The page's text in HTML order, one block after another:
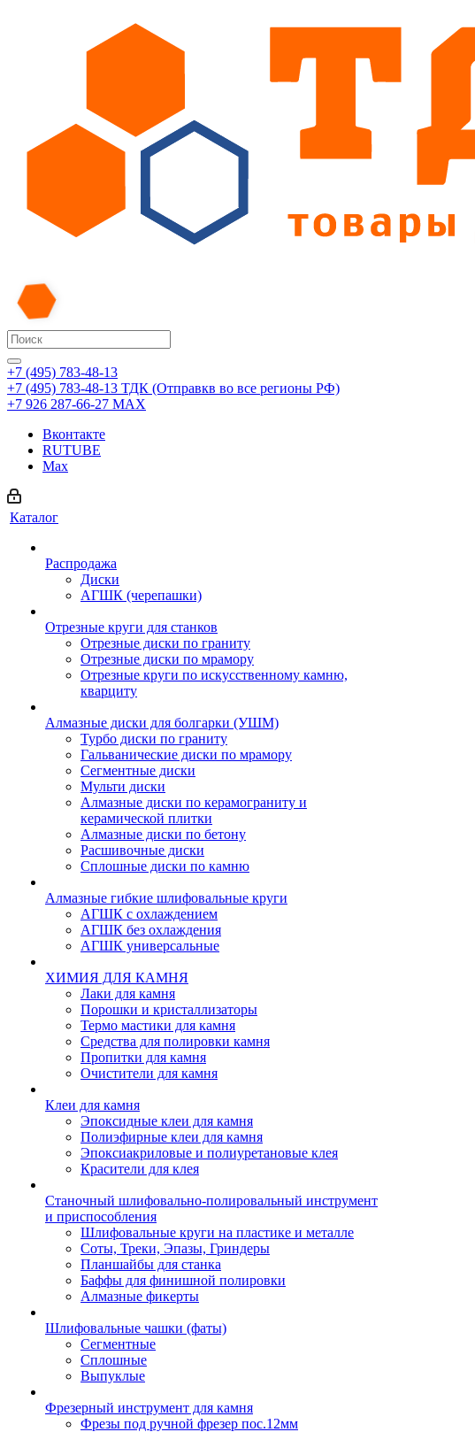
+7 (495) 783-48-13
+7 (495) 783-48-13 ТДК (Отправкв во все регионы РФ)
+7 926 287-66-27 МАХ
Вконтакте
RUTUBE
Max
Каталог
Распродажа
Диски
АГШК (черепашки)
Отрезные круги для станков
Отрезные диски по граниту
Отрезные диски по мрамору
Отрезные круги по искусственному камню,
кварциту
Алмазные диски для болгарки (УШМ)
Турбо диски по граниту
Гальванические диски по мрамору
Сегментные диски
Мульти диски
Алмазные диски по керамограниту и
керамической плитки
Алмазные диски по бетону
Расшивочные диски
Сплошные диски по камню
Алмазные гибкие шлифовальные круги
АГШК с охлаждением
АГШК без охлаждения
АГШК универсальные
ХИМИЯ ДЛЯ КАМНЯ
Лаки для камня
Порошки и кристаллизаторы
Термо мастики для камня
Средства для полировки камня
Пропитки для камня
Очистители для камня
Клеи для камня
Эпоксидные клеи для камня
Полиэфирные клеи для камня
Эпоксиакриловые и полиуретановые клея
Красители для клея
Станочный шлифовально-полировальный инструмент
и приспособления
Шлифовальные круги на пластике и металле
Соты, Треки, Эпазы, Гриндеры
Планшайбы для станка
Баффы для финишной полировки
Алмазные фикерты
Шлифовальные чашки (фаты)
Сегментные
Сплошные
Выпуклые
Фрезерный инструмент для камня
Фрезы под ручной фрезер пос.12мм